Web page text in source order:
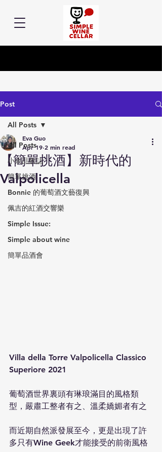
Post
All Posts
小余品飲誌
簡單挑酒
Bonnie 的葡萄酒文藝復興
佩吉的紅酒交響樂
Simple Issue:
Simple about wine
簡單品酒會
All Posts
【簡單挑酒】新時代的
Valpolicella
Eva Guo
Apr 19 2 min read
Villa della Torre Valpolicella Classico
Superiore 2021
葡萄酒世界裏頭有琳琅滿目的風格類
型，嚴肅工整者有之、溫柔嬌媚者有之
而近期自然派發展至今，更是出現了許
多只有Wine Geek才能接受的前衛風格